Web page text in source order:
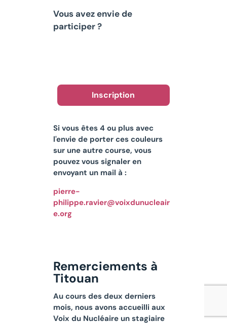
Vous avez envie de
participer ?
Inscription
Si vous êtes 4 ou plus avec
l'envie de porter ces couleurs
sur une autre course, vous
pouvez vous signaler en
envoyant un mail à :
pierre-
philippe.ravier@voixdunucleair
e.org
Remerciements à
Titouan
Au cours des deux derniers
mois, nous avons accueilli aux
Voix du Nucléaire un stagiaire